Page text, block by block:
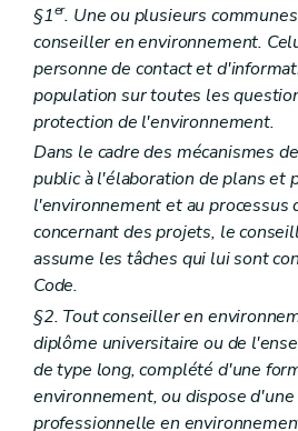
Art. D 43
Art. D 44
Art. D 45
Chapitre IV Programmes sectoriels et plans
Art. D 46
Art. D 47
Chapitre V
Plans communaux
Art. D 48
Partie V Evaluation des
Chapitre premier
Art. D 49
Art. D 50
Art. D 51
Chapitre II
Art. D 52
Art. D 53
Art. D 54
Art. D 55
Art. D 56
Art. D 57
§1er. Une ou plusieurs
conseiller en environnement.
personne de contact et
population sur toutes les
protection de l'environnement.
Dans le cadre des mécanismes
public à l'élaboration de plans et
l'environnement et au processus
concernant des projets, le
assume les tâches qui lui sont
Code.
§2. Tout conseiller en
diplôme universitaire ou de
de type long, complété d'une
environnement, ou dispose
professionnelle en